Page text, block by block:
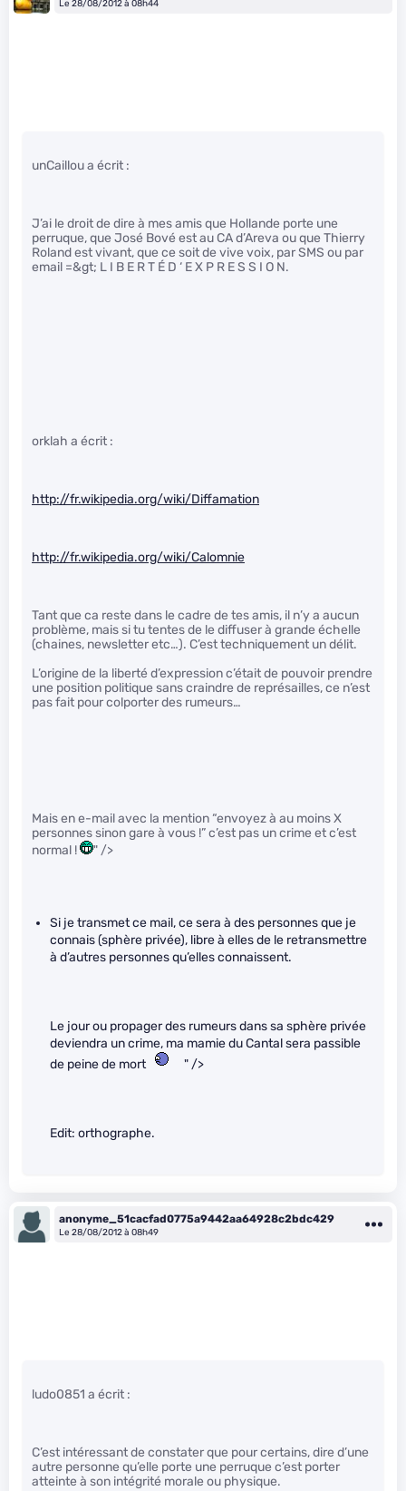
Le 28/08/2012 à 08h44
unCaillou a écrit :
J’ai le droit de dire à mes amis que Hollande porte une
perruque, que José Bové est au CA d’Areva ou que Thierry
Roland est vivant, que ce soit de vive voix, par SMS ou par
email =&gt; L I B E R T É D ‘ E X P R E S S I O N.
orklah a écrit :
http://fr.wikipedia.org/wiki/Diffamation
http://fr.wikipedia.org/wiki/Calomnie
Tant que ca reste dans le cadre de tes amis, il n’y a aucun
problème, mais si tu tentes de le diffuser à grande échelle
(chaines, newsletter etc…). C’est techniquement un délit.
L’origine de la liberté d’expression c’était de pouvoir prendre
une position politique sans craindre de représailles, ce n’est
pas fait pour colporter des rumeurs…
Mais en e-mail avec la mention “envoyez à au moins X
personnes sinon gare à vous !” c’est pas un crime et c’est
normal !
" />
Si je transmet ce mail, ce sera à des personnes que je
connais (sphère privée), libre à elles de le retransmettre
à d’autres personnes qu’elles connaissent.
Le jour ou propager des rumeurs dans sa sphère privée
deviendra un crime, ma mamie du Cantal sera passible
de peine de mort
" />
Edit: orthographe.
anonyme_51cacfad0775a9442aa64928c2bdc429
Le 28/08/2012 à 08h49
ludo0851 a écrit :
C’est intéressant de constater que pour certains, dire d’une
autre personne qu’elle porte une perruque c’est porter
atteinte à son intégrité morale ou physique.